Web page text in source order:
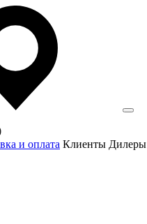
и оплата Клиенты Дилеры